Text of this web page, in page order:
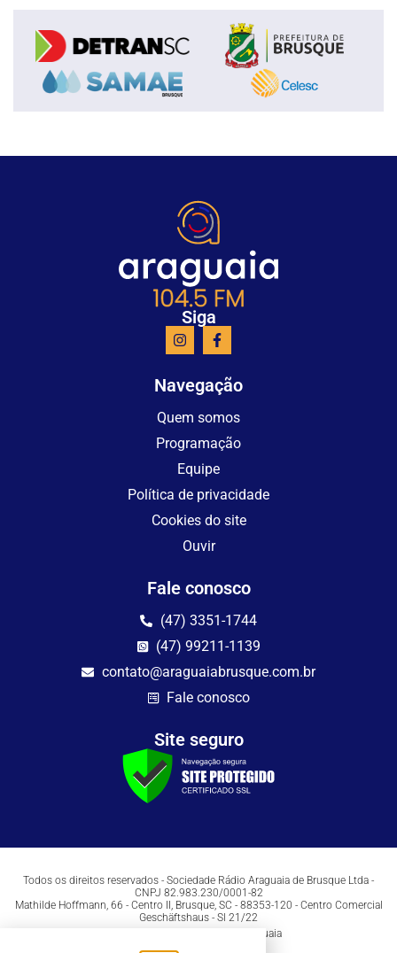
Siga
Navegação
Quem somos
Programação
Equipe
Política de privacidade
Cookies do site
Ouvir
Fale conosco
(47) 3351-1744
(47) 99211-1139
contato@araguaiabrusque.com.br
Fale conosco
Site seguro
Todos os direitos reservados - Sociedade Rádio Araguaia de Brusque Ltda -
CNPJ 82.983.230/0001-82
Mathilde Hoffmann, 66 - Centro II, Brusque, SC - 88353-120 - Centro Comercial
Geschäftshaus - Sl 21/22
Copyright © 2026 | Rádio Araguaia